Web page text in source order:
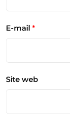
E-mail *
Site web